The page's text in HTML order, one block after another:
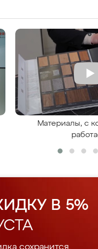
Материалы, с
В 5%
сохранится.